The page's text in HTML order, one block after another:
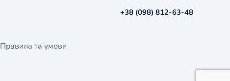
+38 (098) 812-63-48
Правила та умови